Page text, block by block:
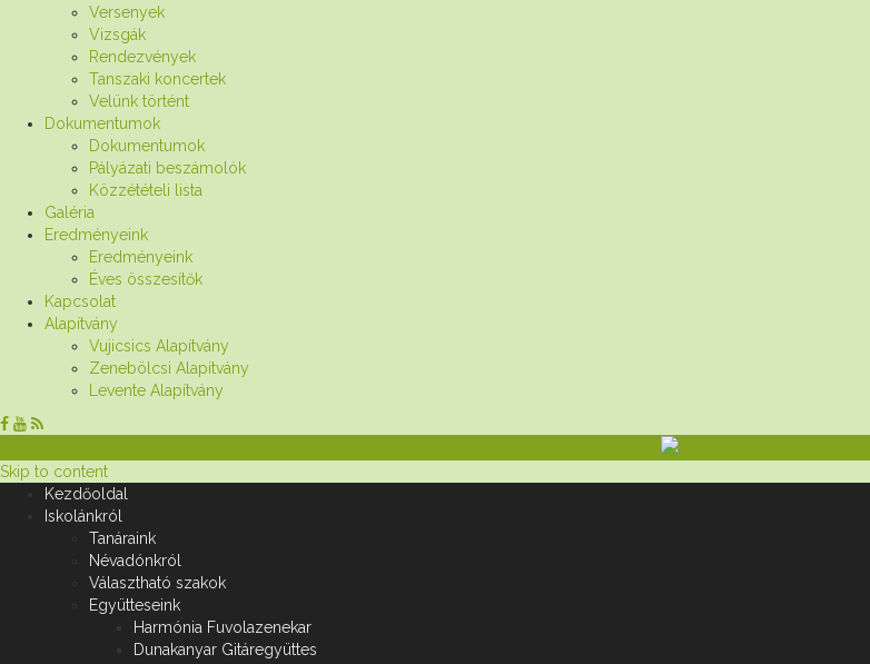
Versenyek
Vizsgák
Rendezvények
Tanszaki koncertek
Velünk történt
Dokumentumok
Dokumentumok
Pályázati beszámolók
Közzétételi lista
Galéria
Eredményeink
Eredményeink
Éves összesítők
Kapcsolat
Alapítvány
Vujicsics Alapítvány
Zenebölcsi Alapítvány
Levente Alapítvány
Skip to content
Kezdőoldal
Iskolánkról
Tanáraink
Névadónkról
Választható szakok
Együtteseink
Harmónia Fuvolazenekar
Dunakanyar Gitáregyüttes